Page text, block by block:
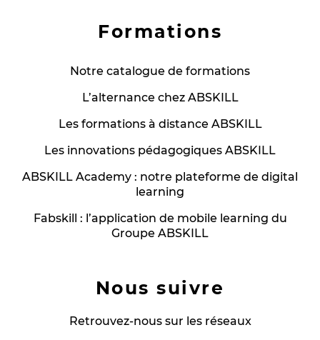
Formations
Notre catalogue de formations
L’alternance chez ABSKILL
Les formations à distance ABSKILL
Les innovations pédagogiques ABSKILL
ABSKILL Academy : notre plateforme de digital
learning
Fabskill : l’application de mobile learning du
Groupe ABSKILL
Nous suivre
Retrouvez-nous sur les réseaux